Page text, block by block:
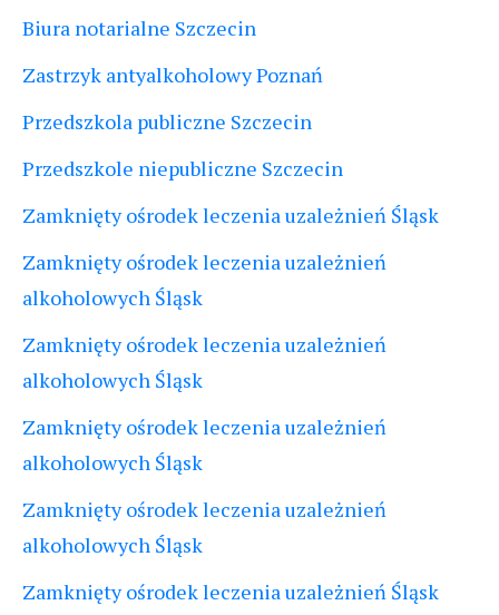
Biura notarialne Szczecin
Zastrzyk antyalkoholowy Poznań
Przedszkola publiczne Szczecin
Przedszkole niepubliczne Szczecin
Zamknięty ośrodek leczenia uzależnień Śląsk
Zamknięty ośrodek leczenia uzależnień
alkoholowych Śląsk
Zamknięty ośrodek leczenia uzależnień
alkoholowych Śląsk
Zamknięty ośrodek leczenia uzależnień
alkoholowych Śląsk
Zamknięty ośrodek leczenia uzależnień
alkoholowych Śląsk
Zamknięty ośrodek leczenia uzależnień Śląsk